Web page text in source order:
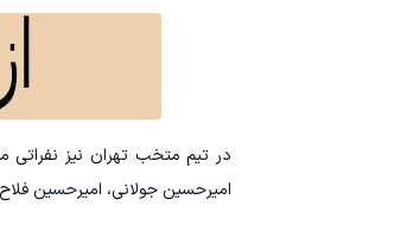
در تیم متخب تهران نیز نفراتی
امیرحسین جولانی، امیرحسین